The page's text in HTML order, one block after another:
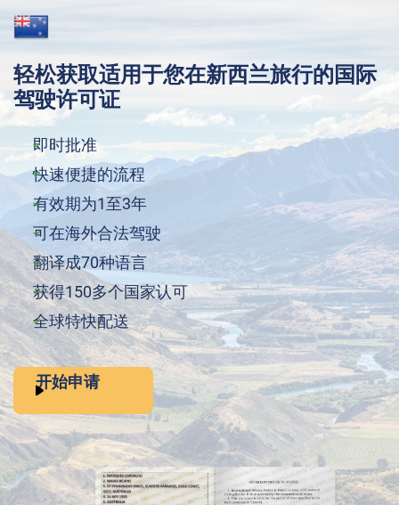
轻松获取适用于您在新西兰旅行的国际
驾驶许可证
即时批准
快速便捷的流程
有效期为1至3年
可在海外合法驾驶
翻译成70种语言
获得150多个国家认可
全球特快配送
开始申请